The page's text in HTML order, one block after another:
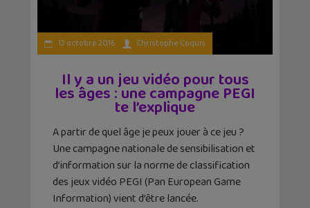
12 octobre 2016 Christophe Coquis
Il y a un jeu vidéo pour tous
les âges : une campagne PEGI
te l’explique
A partir de quel âge je peux jouer à ce jeu ?
Une campagne nationale de sensibilisation et
d’information sur la norme de classification
des jeux vidéo PEGI (Pan European Game
Information) vient d’être lancée.